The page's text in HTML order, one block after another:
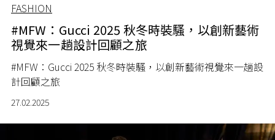
FASHION
#MFW：Gucci 2025 秋冬時裝騷，以創新藝術
視覺來一趟設計回顧之旅
#MFW：Gucci 2025 秋冬時裝騷，以創新藝術視覺來一趟設
計回顧之旅
27.02.2025